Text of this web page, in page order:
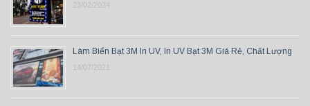
23/02/2024
Làm Biển Bạt 3M In UV, In UV Bạt 3M Giá Rẻ, Chất Lượng
14/07/2021